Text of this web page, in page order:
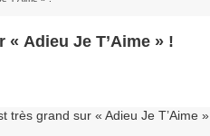
Adieu Je T’Aime » !